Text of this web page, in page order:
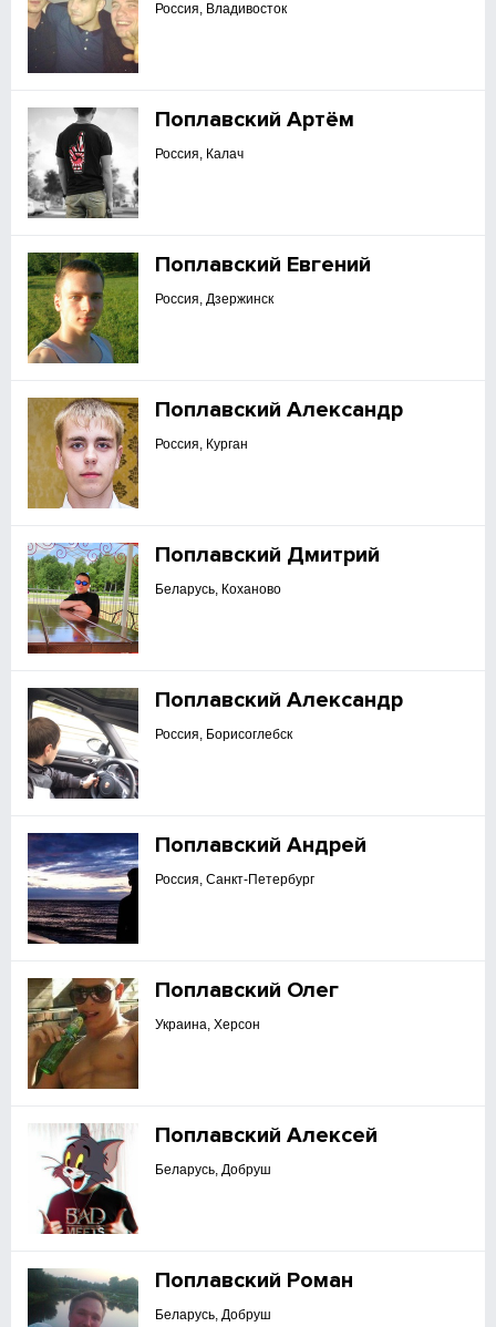
Россия, Владивосток
Поплавский Артём
Россия, Калач
Поплавский Евгений
Россия, Дзержинск
Поплавский Александр
Россия, Курган
Поплавский Дмитрий
Беларусь, Коханово
Поплавский Александр
Россия, Борисоглебск
Поплавский Андрей
Россия, Санкт-Петербург
Поплавский Олег
Украина, Херсон
Поплавский Алексей
Беларусь, Добруш
Поплавский Роман
Беларусь, Добруш